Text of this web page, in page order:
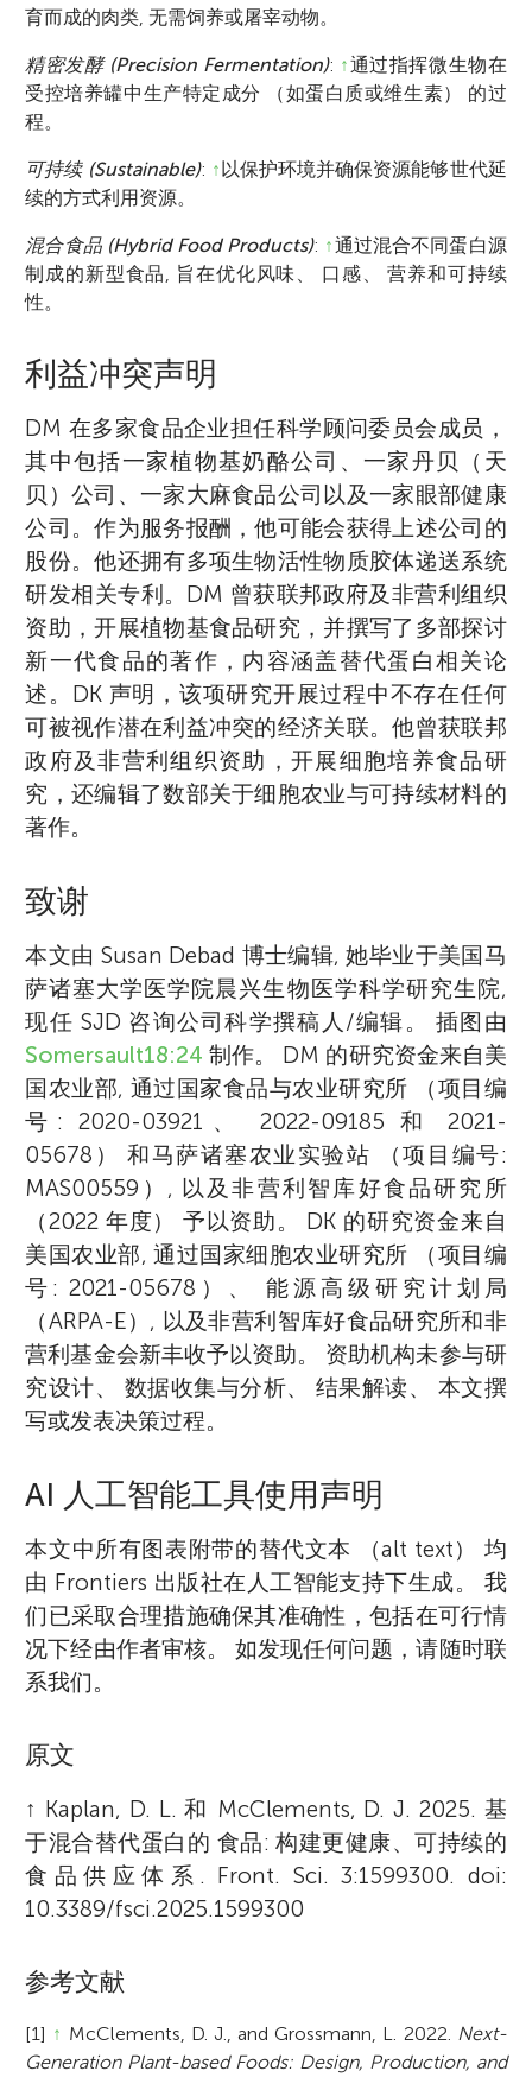
育而成的肉类, 无需饲养或屠宰动物。
精密发酵 (Precision Fermentation): ↑通过指挥微生物在
受控培养罐中生产特定成分 （如蛋白质或维生素） 的过
程。
可持续 (Sustainable): ↑以保护环境并确保资源能够世代延
续的方式利用资源。
混合食品 (Hybrid Food Products): ↑通过混合不同蛋白源
制成的新型食品, 旨在优化风味、 口感、 营养和可持续
性。
利益冲突声明
DM 在多家食品企业担任科学顾问委员会成员，
其中包括一家植物基奶酪公司、一家丹贝（天
贝）公司、一家大麻食品公司以及一家眼部健康
公司。作为服务报酬，他可能会获得上述公司的
股份。他还拥有多项生物活性物质胶体递送系统
研发相关专利。DM 曾获联邦政府及非营利组织
资助，开展植物基食品研究，并撰写了多部探讨
新一代食品的著作，内容涵盖替代蛋白相关论
述。DK 声明，该项研究开展过程中不存在任何
可被视作潜在利益冲突的经济关联。他曾获联邦
政府及非营利组织资助，开展细胞培养食品研
究，还编辑了数部关于细胞农业与可持续材料的
著作。
致谢
本文由 Susan Debad 博士编辑, 她毕业于美国马
萨诸塞大学医学院晨兴生物医学科学研究生院,
现任 SJD 咨询公司科学撰稿人/编辑。 插图由
Somersault18:24 制作。 DM 的研究资金来自美
国农业部, 通过国家食品与农业研究所 （项目编
号: 2020-03921、 2022-09185 和 2021-
05678） 和马萨诸塞农业实验站 （项目编号:
MAS00559）, 以及非营利智库好食品研究所
（2022 年度） 予以资助。 DK 的研究资金来自
美国农业部, 通过国家细胞农业研究所 （项目编
号: 2021-05678）、 能源高级研究计划局
（ARPA-E）, 以及非营利智库好食品研究所和非
营利基金会新丰收予以资助。 资助机构未参与研
究设计、 数据收集与分析、 结果解读、 本文撰
写或发表决策过程。
AI 人工智能工具使用声明
本文中所有图表附带的替代文本 （alt text） 均
由 Frontiers 出版社在人工智能支持下生成。 我
们已采取合理措施确保其准确性，包括在可行情
况下经由作者审核。 如发现任何问题，请随时联
系我们。
原文
↑ Kaplan, D. L. 和 McClements, D. J. 2025. 基
于混合替代蛋白的 食品: 构建更健康、可持续的
食品供应体系. Front. Sci. 3:1599300. doi:
10.3389/fsci.2025.1599300
参考文献
[1] ↑ McClements, D. J., and Grossmann, L. 2022. Next-
Generation Plant-based Foods: Design, Production, and